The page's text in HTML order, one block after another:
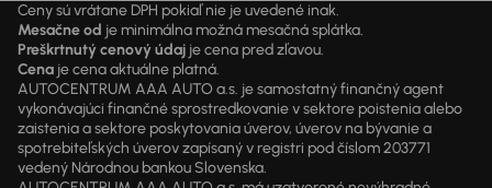
Ceny sú vrátane DPH pokiaľ nie je uvedené inak.
Mesačne od je minimálna možná mesačná splátka.
Preškrtnutý cenový údaj je cena pred zľavou.
Cena je cena aktuálne platná.
AUTOCENTRUM AAA AUTO a.s. je samostatný finančný agent
vykonávajúci finančné sprostredkovanie v sektore poistenia alebo
zaistenia a sektore poskytovania úverov, úverov na bývanie a
spotrebiteľských úverov zapísaný v registri pod číslom 203771
vedený Národnou bankou Slovenska.